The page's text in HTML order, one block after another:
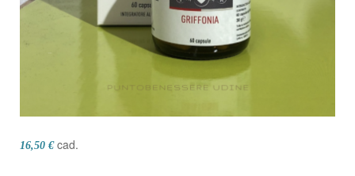
16,50 € cad.